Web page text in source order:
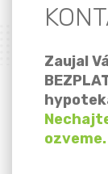
Zaujal
ozveme.